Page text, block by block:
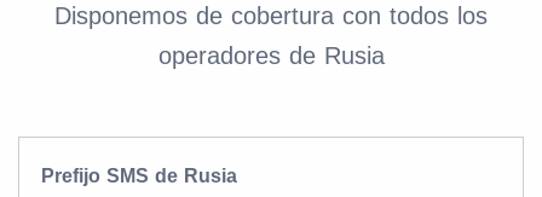
Disponemos de cobertura con todos los
operadores de Rusia
Prefijo SMS de Rusia